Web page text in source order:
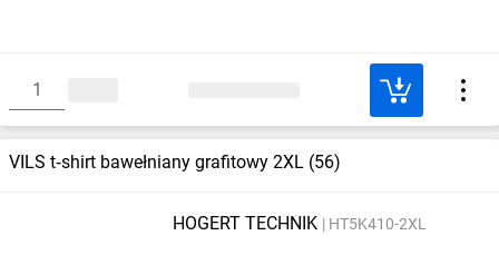
VILS t‑shirt bawełniany grafitowy 2XL (56)
HOGERT TECHNIK HT5K410-2XL